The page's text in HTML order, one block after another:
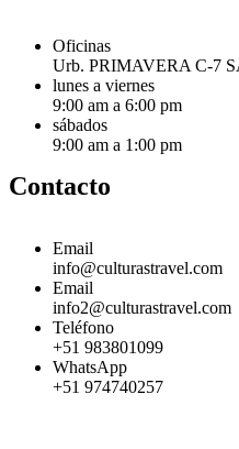
Oficinas
Urb. PRIMAVERA C-7
lunes a viernes
9:00 am a 6:00 pm
sábados
9:00 am a 1:00 pm
Contacto
Email
info@culturastravel.com
Email
info2@culturastravel.com
Teléfono
+51 983801099
WhatsApp
+51 974740257